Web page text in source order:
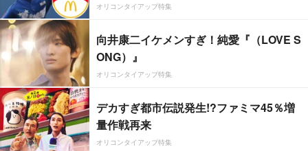
オリコンタイアップ特集
向井康二イケメンすぎ！純愛『（LOVE S
ONG）』
オリコンタイアップ特集
デカすぎ都市伝説発生!?ファミマ45％増
量作戦再来
オリコンタイアップ特集